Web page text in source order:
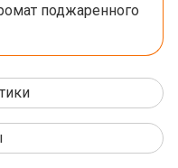
поджаренного